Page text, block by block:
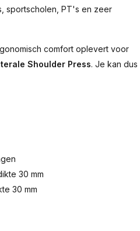
sportscholen, PT's en zeer
comfort oplevert voor
Shoulder Press. Je kan dus
30 mm
30 mm